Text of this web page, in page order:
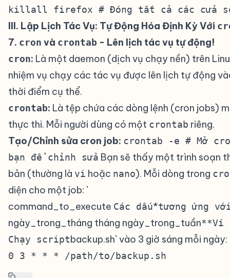
killall firefox # Đóng tất cả các cửa
III. Lập Lịch Tác Vụ: Tự Động Hóa Định Kỳ Với
7. cron và crontab - Lên lịch tác vụ tự động!
cron: Là một daemon (dịch vụ chạy nền) trên
nhiệm vụ chạy các tác vụ được lên lịch tự động
thời điểm cụ thể.
crontab: Là tệp chứa các dòng lệnh (cron jobs)
thực thi. Mỗi người dùng có một crontab riêng.
Tạo/Chỉnh sửa cron job: crontab -e # Mở
bạn để chỉnh sửa Bạn sẽ thấy một trình soạn
bản (thường là vi hoặc nano). Mỗi dòng trong
diện cho một job: `
command_to_execute Các dấu*tương ứng
ngày_trong_tháng tháng ngày_trong_tuần**Ví
Chạy scriptbackup.sh` vào 3 giờ sáng mỗi ngày:
0 3 * * * /path/to/backup.sh